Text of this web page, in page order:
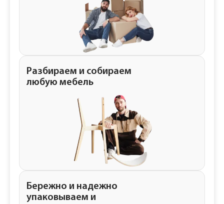
Разбираем и собираем
любую мебель
Бережно и надежно
упаковываем и